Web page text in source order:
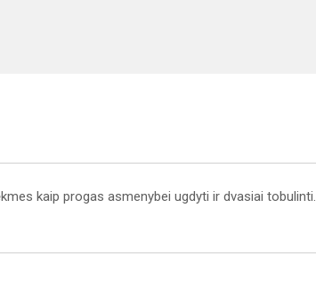
kaip progas asmenybei ugdyti ir dvasiai tobulinti.